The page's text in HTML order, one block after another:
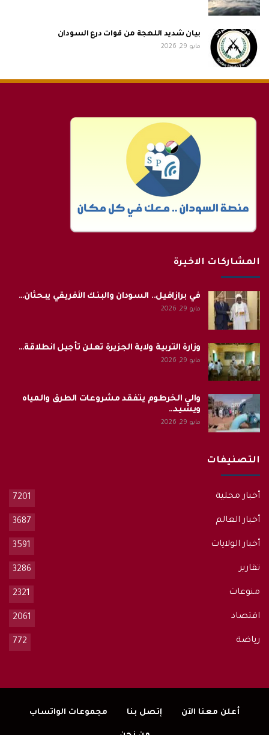
بيان شديد اللهجة من قوات درع السودان
مايو 29, 2026
المشاركات الاخيرة
في برازافيل.. السودان والبنك الأفريقي يبحثان…
مايو 29, 2026
وزارة التربية ولاية الجزيرة تعلن تأجيل انطلاقة…
مايو 29, 2026
والي الخرطوم يتفقد مشروعات الطرق والمياه
ويشيد…
مايو 29, 2026
التصنيفات
أخبار محلية 7201
أخبار العالم 3687
أخبار الولايات 3591
تقارير 3286
منوعات 2321
اقتصاد 2061
رياضة 772
أعلن معنا الآن إتصل بنا مجموعات الواتساب